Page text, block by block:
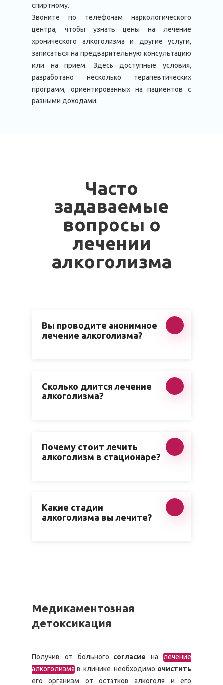
спиртному.
Звоните по телефонам наркологического
центра, чтобы узнать цены на лечение
хронического алкоголизма и другие услуги,
записаться на предварительную консультацию
или на прием. Здесь доступные условия,
разработано несколько терапевтических
программ, ориентированных на пациентов с
разными доходами.
Часто
задаваемые
вопросы о
лечении
алкоголизма
Вы проводите анонимное
лечение алкоголизма?
Сколько длится лечение
алкоголизма?
Почему стоит лечить
алкоголизм в стационаре?
Какие стадии
алкоголизма вы лечите?
Медикаментозная
детоксикация
Получив от больного согласие налечение
алкоголизма в клинике, необходимо очистить
его организм от остатков алкоголя и его